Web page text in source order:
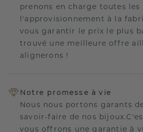
prenons en charge toutes les
l'approvisionnement à la
vous garantir le prix le plus
trouvé une meilleure offre
alignerons !
Notre promesse à vie
Nous nous portons garants
savoir-faire de nos
vous offrons une garantie à